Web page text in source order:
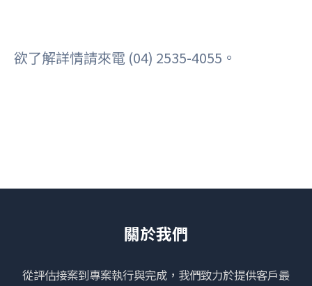
欲了解詳情請來電 (04) 2535-4055。
關於我們
從評估接案到專案執行與完成，我們致力於提供客戶最